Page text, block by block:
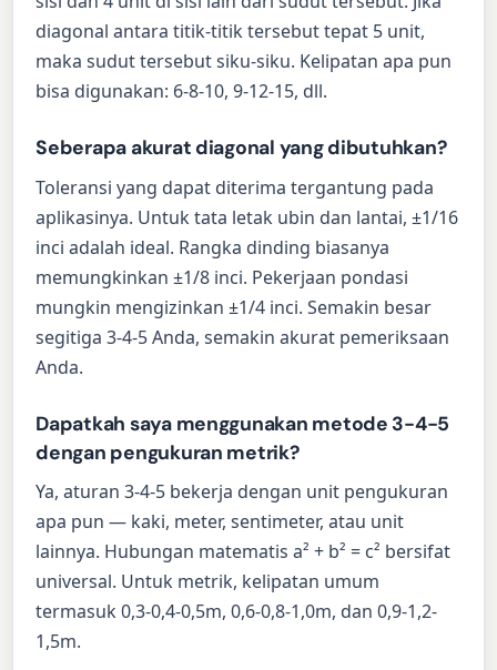
diagonal antara titik-titik tersebut tepat 5 unit,
maka sudut tersebut siku-siku. Kelipatan apa pun
bisa digunakan: 6-8-10, 9-12-15, dll.
Seberapa akurat diagonal yang dibutuhkan?
Toleransi yang dapat diterima tergantung pada
aplikasinya. Untuk tata letak ubin dan lantai, ±1/16
inci adalah ideal. Rangka dinding biasanya
memungkinkan ±1/8 inci. Pekerjaan pondasi
mungkin mengizinkan ±1/4 inci. Semakin besar
segitiga 3-4-5 Anda, semakin akurat pemeriksaan
Anda.
Dapatkah saya menggunakan metode 3-4-5
dengan pengukuran metrik?
Ya, aturan 3-4-5 bekerja dengan unit pengukuran
apa pun — kaki, meter, sentimeter, atau unit
lainnya. Hubungan matematis a² + b² = c² bersifat
universal. Untuk metrik, kelipatan umum
termasuk 0,3-0,4-0,5m, 0,6-0,8-1,0m, dan 0,9-1,2-
1,5m.